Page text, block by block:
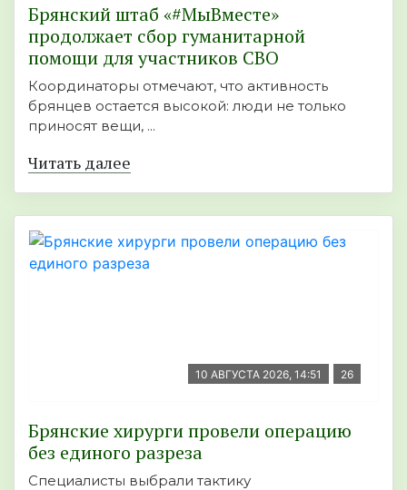
Брянский штаб «#МыВместе»
продолжает сбор гуманитарной
помощи для участников СВО
Координаторы отмечают, что активность
брянцев остается высокой: люди не только
приносят вещи, ...
Читать далее
10 АВГУСТА 2026, 14:51 26
Брянские хирурги провели операцию
без единого разреза
Специалисты выбрали тактику